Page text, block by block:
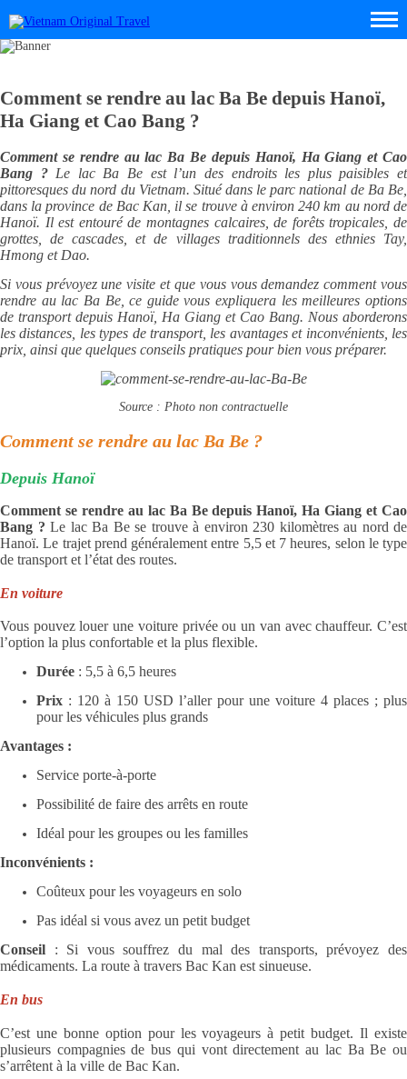
Comment se rendre au lac Ba Be depuis Hanoï,
Ha Giang et Cao Bang ?
Comment se rendre au lac Ba Be depuis Hanoï, Ha Giang et Cao
Bang ?Le lac Ba Be est l’un des endroits les plus paisibles et
pittoresques du nord du Vietnam. Situé dans le parc national de Ba Be,
dans la province de Bac Kan, il se trouve à environ 240 km au nord de
Hanoï. Il est entouré de montagnes calcaires, de forêts tropicales, de
grottes, de cascades, et de villages traditionnels des ethnies Tay,
Hmong et Dao.
Si vous prévoyez une visite et que vous vous demandez comment vous
rendre au lac Ba Be, ce guide vous expliquera les meilleures options
de transport depuis Hanoï, Ha Giang et Cao Bang. Nous aborderons
les distances, les types de transport, les avantages et inconvénients, les
prix, ainsi que quelques conseils pratiques pour bien vous préparer.
Source : Photo non contractuelle
Comment se rendre au lac Ba Be ?
Depuis Hanoï
Comment se rendre au lac Ba Be depuis Hanoï, Ha Giang et Cao
Bang ? Le lac Ba Be se trouve à environ 230 kilomètres au nord de
Hanoï. Le trajet prend généralement entre 5,5 et 7 heures, selon le type
de transport et l’état des routes.
En voiture
Vous pouvez louer une voiture privée ou un van avec chauffeur. C’est
l’option la plus confortable et la plus flexible.
Durée : 5,5 à 6,5 heures
Prix : 120 à 150 USD l’aller pour une voiture 4 places ; plus
pour les véhicules plus grands
Avantages :
Service porte-à-porte
Possibilité de faire des arrêts en route
Idéal pour les groupes ou les familles
Inconvénients :
Coûteux pour les voyageurs en solo
Pas idéal si vous avez un petit budget
Conseil : Si vous souffrez du mal des transports, prévoyez des
médicaments. La route à travers Bac Kan est sinueuse.
En bus
C’est une bonne option pour les voyageurs à petit budget. Il existe
plusieurs compagnies de bus qui vont directement au lac Ba Be ou
s’arrêtent à la ville de Bac Kan.